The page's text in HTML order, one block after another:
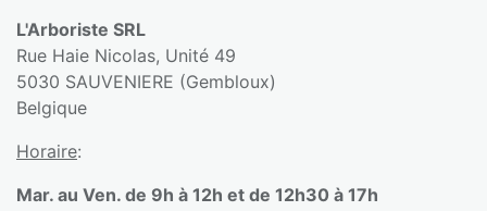
L'Arboriste SRL
Rue Haie Nicolas, Unité 49
5030 SAUVENIERE (Gembloux)
Belgique
Horaire:
Mar. au Ven. de 9h à 12h et de 12h30 à 17h